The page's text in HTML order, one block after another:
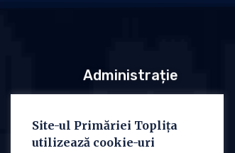
Administrație
Organigrama
Site-ul Primăriei Toplița
utilizează cookie-uri